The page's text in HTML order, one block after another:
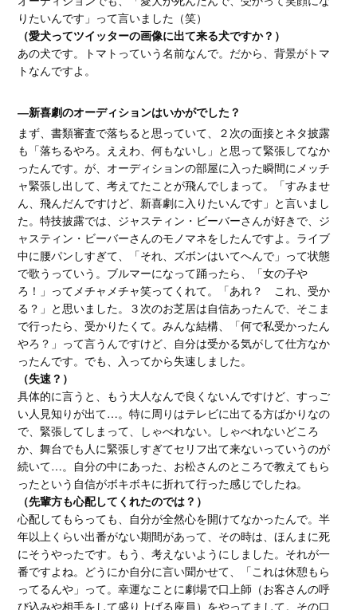
りたいんです」って言いました（笑）
（愛犬ってツイッターの画像に出て来る犬ですか？）
あの犬です。トマトっていう名前なんで。だから、背景がトマ
トなんですよ。
―新喜劇のオーディションはいかがでした？
まず、書類審査で落ちると思っていて、２次の面接とネタ披露
も「落ちるやろ。ええわ、何もないし」と思って緊張してなか
ったんです。が、オーディションの部屋に入った瞬間にメッチ
ャ緊張し出して、考えてたことが飛んでしまって。「すみませ
ん、飛んだんですけど、新喜劇に入りたいんです」と言いまし
た。特技披露では、ジャスティン・ビーバーさんが好きで、ジ
ャスティン・ビーバーさんのモノマネをしたんですよ。ライブ
中に腰パンしすぎて、「それ、ズボンはいてへんで」って状態
で歌うっていう。ブルマーになって踊ったら、「女の子や
ろ！」ってメチャメチャ笑ってくれて。「あれ？ これ、受か
る？」と思いました。３次のお芝居は自信あったんで、そこま
で行ったら、受かりたくて。みんな結構、「何で私受かったん
やろ？」って言うんですけど、自分は受かる気がして仕方なか
ったんです。でも、入ってから失速しました。
（失速？）
具体的に言うと、もう大人なんで良くないんですけど、すっご
い人見知りが出て…。特に周りはテレビに出てる方ばかりなの
で、緊張してしまって、しゃべれない。しゃべれないどころ
か、舞台でも人に緊張しすぎてセリフ出て来ないっていうのが
続いて…。自分の中にあった、お松さんのところで教えてもら
ったという自信がボキボキに折れて行った感じでしたね。
（先輩方も心配してくれたのでは？）
心配してもらっても、自分が全然心を開けてなかったんで。半
年以上くらい出番がない期間があって、その時は、ほんまに死
にそうやったです。もう、考えないようにしました。それが一
番ですよね。どうにか自分に言い聞かせて、「これは休憩もら
ってるんや」って。幸運なことに劇場で口上師（お客さんの呼
び込みや相手をして盛り上げる座員）をやってまして。その口